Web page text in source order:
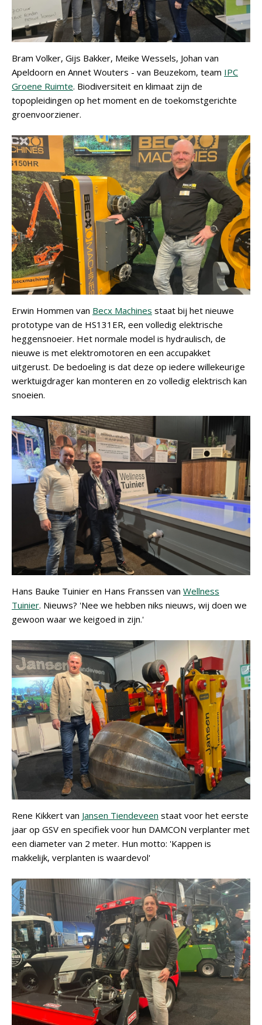
Bram Volker, Gijs Bakker, Meike Wessels, Johan van
Apeldoorn en Annet Wouters - van Beuzekom, team IPC
Groene Ruimte. Biodiversiteit en klimaat zijn de
topopleidingen op het moment en de toekomstgerichte
groenvoorziener.
Erwin Hommen van Becx Machines staat bij het nieuwe
prototype van de HS131ER, een volledig elektrische
heggensnoeier. Het normale model is hydraulisch, de
nieuwe is met elektromotoren en een accupakket
uitgerust. De bedoeling is dat deze op iedere willekeurige
werktuigdrager kan monteren en zo volledig elektrisch kan
snoeien.
Hans Bauke Tuinier en Hans Franssen van Wellness
Tuinier. Nieuws? 'Nee we hebben niks nieuws, wij doen we
gewoon waar we keigoed in zijn.'
Rene Kikkert van Jansen Tiendeveen staat voor het eerste
jaar op GSV en specifiek voor hun DAMCON verplanter met
een diameter van 2 meter. Hun motto: 'Kappen is
makkelijk, verplanten is waardevol'